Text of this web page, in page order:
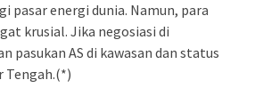
pasar energi dunia. Namun, para
krusial. Jika negosiasi di
pasukan AS di kawasan dan status